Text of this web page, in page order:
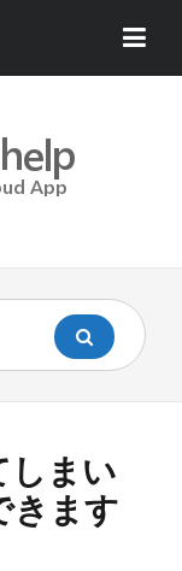
しまい
きます